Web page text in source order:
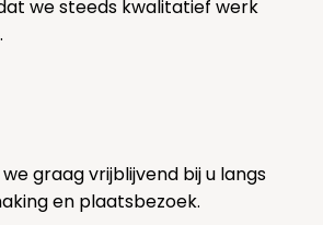
we steeds kwalitatief werk
graag vrijblijvend bij u langs
en plaatsbezoek.